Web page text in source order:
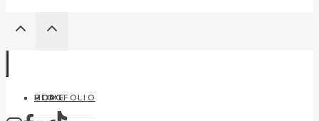
HOME
BLOG
PORTFOLIO